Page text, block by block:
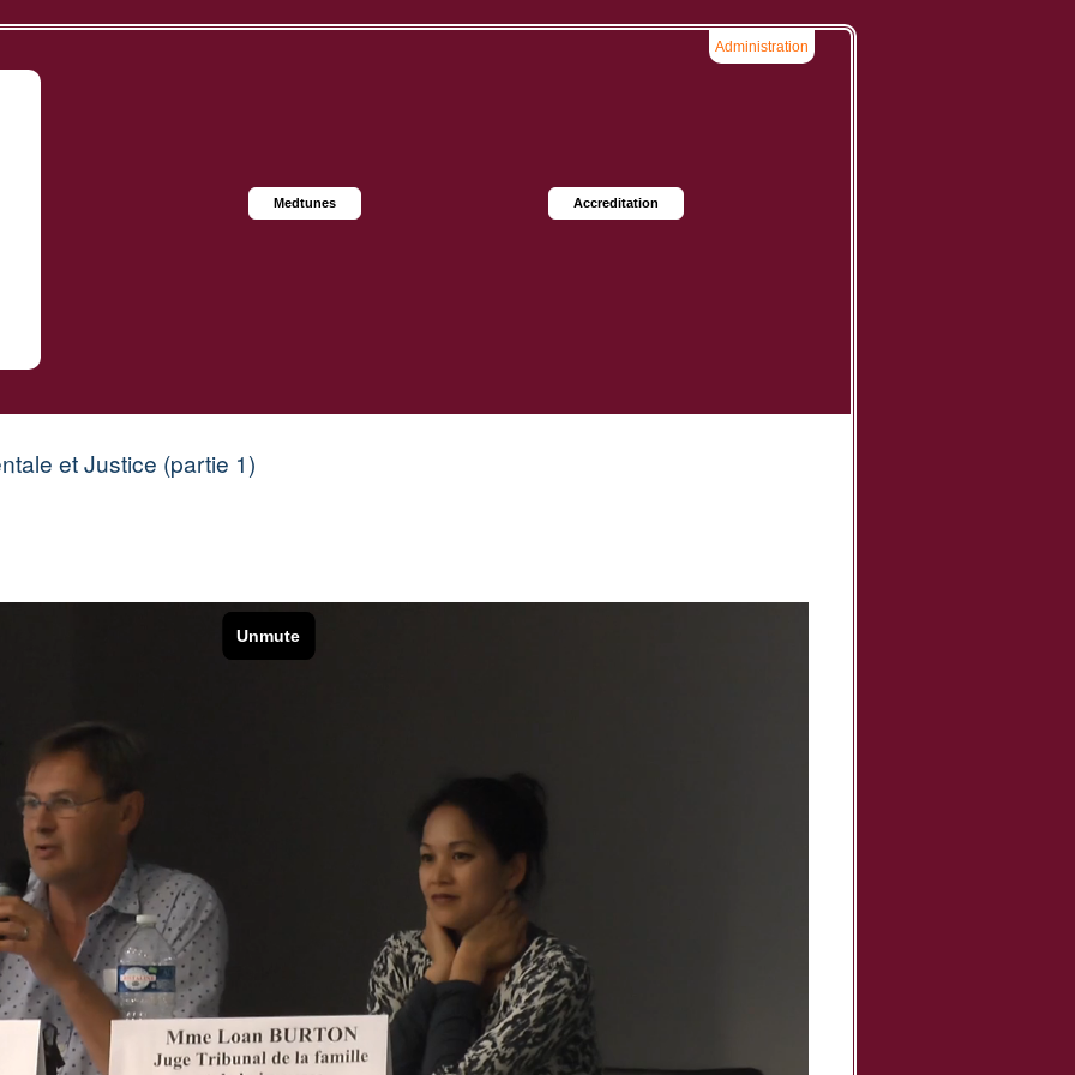
Administration
Medtunes Accreditation
et Justice (partie 1)